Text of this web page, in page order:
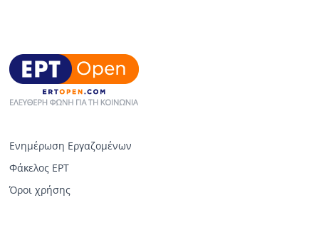
Ενημέρωση Εργαζομένων
Φάκελος ΕΡΤ
Όροι χρήσης